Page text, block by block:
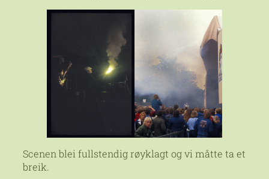
Scenen blei fullstendig røyklagt og vi måtte ta et
breik.